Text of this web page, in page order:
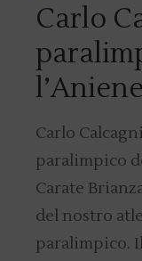
Carlo
l’Aniene
Carlo
paralimpico
Carate
del nostro
paralimpico.